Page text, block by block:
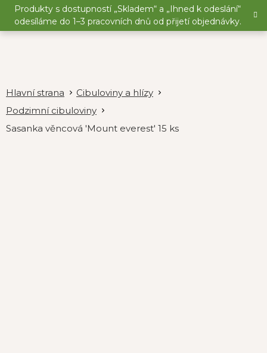
Přejít
obsah
Produkty s dostupností „Skladem“ a „Ihned k odeslání“
odesíláme do 1–3 pracovních dnů od přijetí objednávky.
Cibuloviny a hlízy
Podzimní cibuloviny
Sasanka věncová 'Mount everest' 15 ks